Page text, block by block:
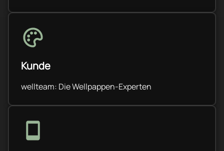
Kunde
wellteam: Die Wellpappen-Experten